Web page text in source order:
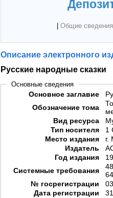
Общие сведения
Описание электронного
Русские народные сказки
Основные сведения
Основное заглавие
Обозначение тома
Вид ресурса
Тип носителя
1
Место издания
г.
Издатель
Год издания
Системные требования
№ госрегистрации
Дата регистрации